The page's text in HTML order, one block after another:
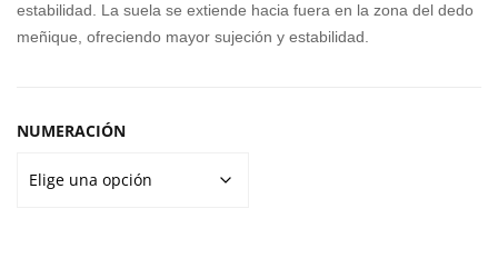
estabilidad. La suela se extiende hacia fuera en la zona del dedo
meñique, ofreciendo mayor sujeción y estabilidad.
NUMERACIÓN